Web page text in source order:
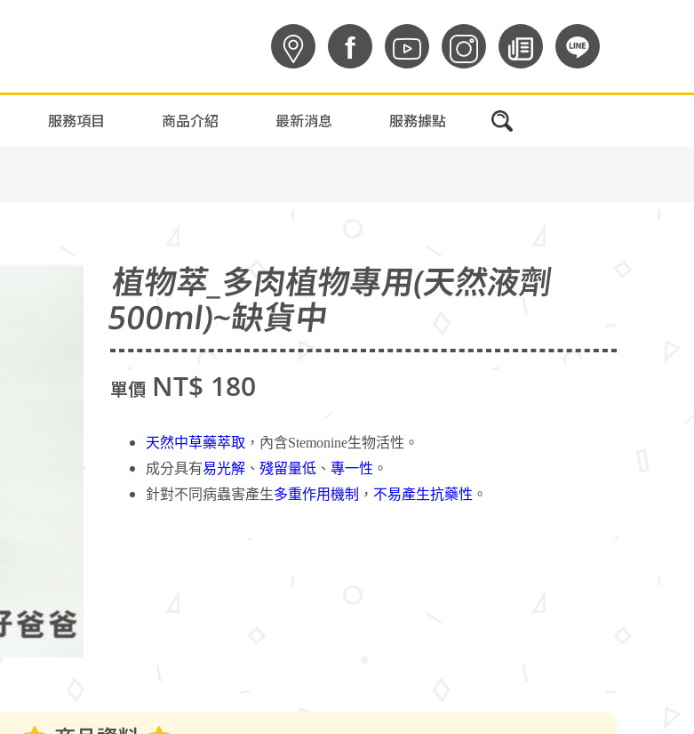
f
服務項目 商品介紹 最新消息 服務據點
植物萃_多肉植物專用(天然液劑
500ml)~缺貨中
單價 NT$ 180
天然中草藥萃取 ，內含Stemonine生物活性。
成分具有易光解 、 殘留量低 、 專一性 。
針對不同病蟲害產生多重作用機制 ， 不易產生抗藥性 。